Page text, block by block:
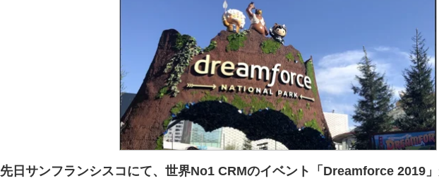
先日サンフランシスコにて、世界No1 CRMのイベント「Dreamforce 2019」